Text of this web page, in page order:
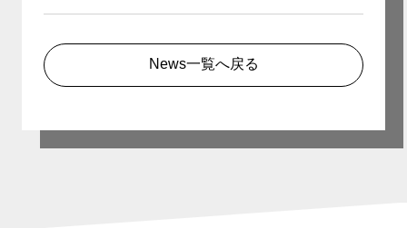
News一覧へ戻る